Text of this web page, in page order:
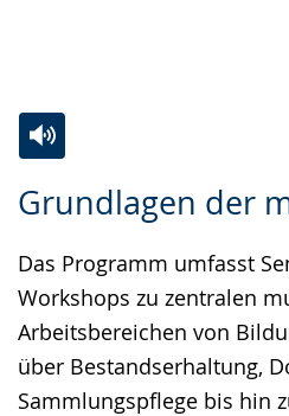
Grundlagen der
Das Programm umfasst
Workshops zu zentralen
Arbeitsbereichen von
über Bestandserhaltung,
Sammlungspflege bis hin
Leichten
wechseln.
Audio-
Video
Deutscher
Gebärdensprache
wird
angezeigt.